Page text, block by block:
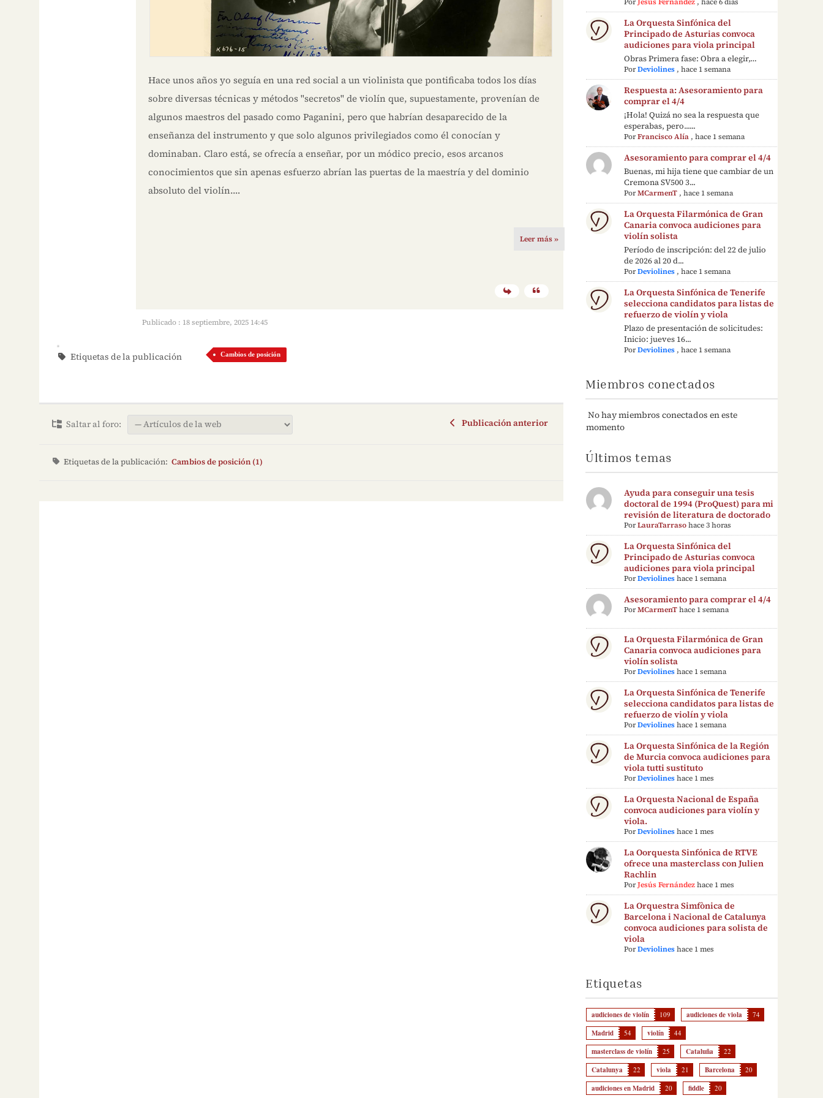
Hace unos años yo seguía en una red social a un violinista que pontificaba todos los días
sobre diversas técnicas y métodos "secretos" de violín que, supuestamente, provenían de
algunos maestros del pasado como Paganini, pero que habrían desaparecido de la
enseñanza del instrumento y que solo algunos privilegiados como él conocían y
dominaban. Claro está, se ofrecía a enseñar, por un módico precio, esos arcanos
conocimientos que sin apenas esfuerzo abrían las puertas de la maestría y del dominio
absoluto del violín.…
Leer más »
Publicado : 18 septiembre, 2025 14:45
Etiquetas de la publicación Cambios de posición
Saltar al foro: Publicación anterior
Etiquetas de la publicación: Cambios de posición (1)
La Orquesta Sinfónica del
Principado de Asturias convoca
audiciones para viola principal
Obras Primera fase: Obra a elegir,…
PorDeviolines ,hace 1 semana
Respuesta a: Asesoramiento para
comprar el 4/4
¡Hola! Quizá no sea la respuesta que
esperabas, pero......
PorFrancisco Alía ,hace 1 semana
Asesoramiento para comprar el 4/4
Buenas, mi hija tiene que cambiar de un
Cremona SV500 3...
PorMCarmenT ,hace 1 semana
La Orquesta Filarmónica de Gran
Canaria convoca audiciones para
violín solista
Período de inscripción: del 22 de julio
de 2026 al 20 d...
PorDeviolines ,hace 1 semana
La Orquesta Sinfónica de Tenerife
selecciona candidatos para listas de
refuerzo de violín y viola
Plazo de presentación de solicitudes:
Inicio: jueves 16...
PorDeviolines ,hace 1 semana
Miembros conectados
No hay miembros conectados en este
momento
Últimos temas
Ayuda para conseguir una tesis
doctoral de 1994 (ProQuest) para mi
revisión de literatura de doctorado
PorLauraTarraso hace 3 horas
La Orquesta Sinfónica del
Principado de Asturias convoca
audiciones para viola principal
PorDeviolines hace 1 semana
Asesoramiento para comprar el 4/4
PorMCarmenT hace 1 semana
La Orquesta Filarmónica de Gran
Canaria convoca audiciones para
violín solista
PorDeviolines hace 1 semana
La Orquesta Sinfónica de Tenerife
selecciona candidatos para listas de
refuerzo de violín y viola
PorDeviolines hace 1 semana
La Orquesta Sinfónica de la Región
de Murcia convoca audiciones para
viola tutti sustituto
PorDeviolines hace 1 mes
La Orquesta Nacional de España
convoca audiciones para violín y
viola.
PorDeviolines hace 1 mes
La Oorquesta Sinfónica de RTVE
ofrece una masterclass con Julien
Rachlin
PorJesús Fernández hace 1 mes
La Orquestra Simfònica de
Barcelona i Nacional de Catalunya
convoca audiciones para solista de
viola
PorDeviolines hace 1 mes
Etiquetas
audiciones de violín 109 audiciones de viola 74
Madrid 54 violín 44
masterclass de violín 25 Cataluña 22
Catalunya 22 viola 21 Barcelona 20
audiciones en Madrid 20 fiddle 20